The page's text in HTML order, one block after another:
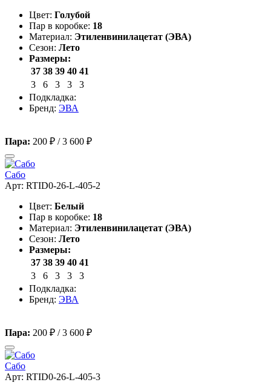
Цвет: Голубой
Пар в коробке: 18
Материал: Этиленвинилацетат (ЭВА)
Сезон: Лето
Размеры:
37 38 39 40 41
3
6 3 3
3
Подкладка:
Бренд: ЭВА
Пара: 200 ₽ /3 600 ₽
Сабо
Арт: RTID0-26-L-405-2
Цвет: Белый
Пар в коробке: 18
Материал: Этиленвинилацетат (ЭВА)
Сезон: Лето
Размеры:
37 38 39 40 41
3
6 3 3
3
Подкладка:
Бренд: ЭВА
Пара: 200 ₽ /3 600 ₽
Сабо
Арт: RTID0-26-L-405-3